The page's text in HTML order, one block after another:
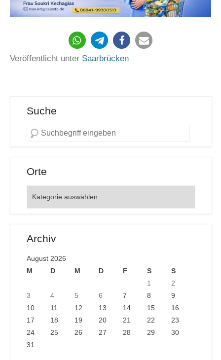
Veröffentlicht unter Saarbrücken
Suche
Orte
Archiv
August 2026
M
D M D F S
S
1
2
3
4 5 6 7 8
9
10
11 12 13 14 15
16
17
18 19 20 21 22
23
24
25 26 27 28 29
30
31